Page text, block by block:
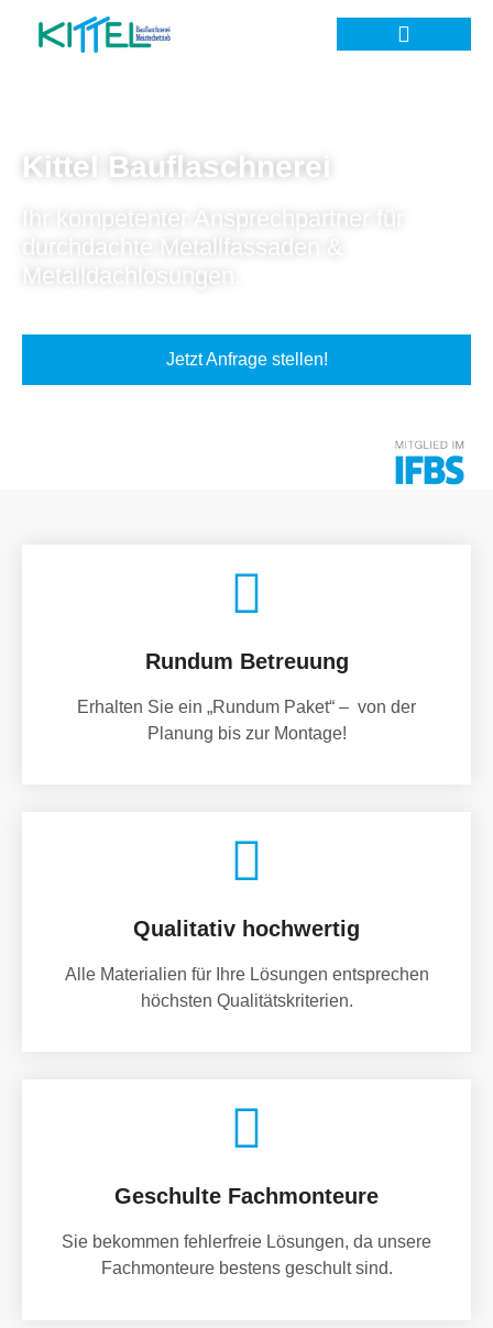
Kittel Bauflaschnerei
Ihr kompetenter Ansprechpartner für
durchdachte Metallfassaden &
Metalldachlösungen.
Jetzt Anfrage stellen!
Rundum Betreuung
Erhalten Sie ein „Rundum Paket“ – von der
Planung bis zur Montage!
Qualitativ hochwertig
Alle Materialien für Ihre Lösungen entsprechen
höchsten Qualitätskriterien.
Geschulte Fachmonteure
Sie bekommen fehlerfreie Lösungen, da unsere
Fachmonteure bestens geschult sind.